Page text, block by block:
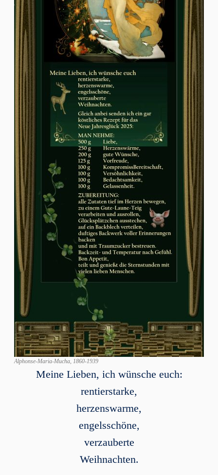
Alphonse-Maria-Mucha, 1860-1939
Meine Lieben, ich wünsche euch:
rentierstarke,
herzenswarme,
engelsschöne,
verzauberte
Weihnachten.